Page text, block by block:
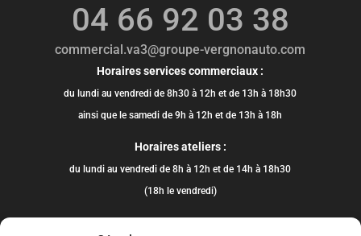
04 66 92 03 38
commercial.va3@groupe-vergnonauto.com
Horaires services commerciaux :
du lundi au vendredi de 8h30 à 12h et de 13h à 18h30
ainsi que le samedi de 9h à 12h et de 13h à 18h
Horaires ateliers :
du lundi au vendredi de 8h à 12h et de 14h à 18h30
(18h le vendredi)